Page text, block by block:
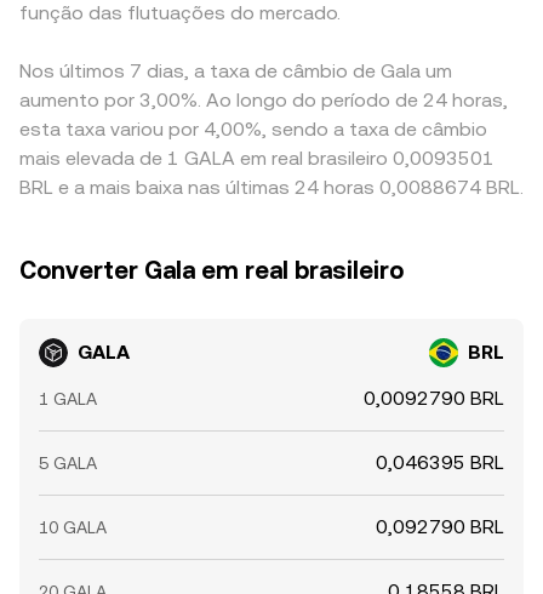
função das flutuações do mercado.
Nos últimos 7 dias, a taxa de câmbio de Gala um
aumento por 3,00%. Ao longo do período de 24 horas,
esta taxa variou por 4,00%, sendo a taxa de câmbio
mais elevada de 1 GALA em real brasileiro 0,0093501
BRL e a mais baixa nas últimas 24 horas 0,0088674 BRL.
Converter Gala em real brasileiro
GALA BRL
1 GALA 0,0092790 BRL
5 GALA 0,046395 BRL
10 GALA 0,092790 BRL